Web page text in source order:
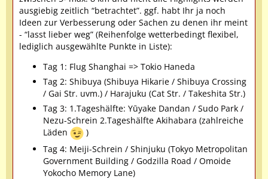
ausgiebig zeitlich “betrachtet”. ggf. habt Ihr ja noch
Ideen zur Verbesserung oder Sachen zu denen ihr meint
- “lasst lieber weg” (Reihenfolge wetterbedingt flexibel,
lediglich ausgewählte Punkte in Liste):
Tag 1: Flug Shanghai => Tokio Haneda
Tag 2: Shibuya (Shibuya Hikarie / Shibuya Crossing
/ Gai Str. uvm.) / Harajuku (Cat Str. / Takeshita Str.)
Tag 3: 1.Tageshälfte: Yūyake Dandan / Sudo Park /
Nezu-Schrein 2.Tageshälfte Akihabara (zahlreiche
Läden
)
Tag 4: Meiji-Schrein / Shinjuku (Tokyo Metropolitan
Government Building / Godzilla Road / Omoide
Yokocho Memory Lane)